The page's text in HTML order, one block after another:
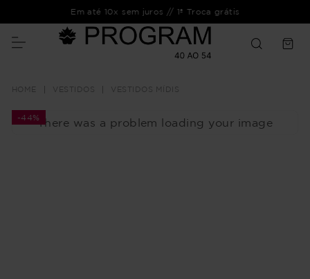
Em até 10x sem juros // 1ª Troca grátis
VESTIDOS VESTIDOS MÍDIS
There was a problem loading your image
-44%